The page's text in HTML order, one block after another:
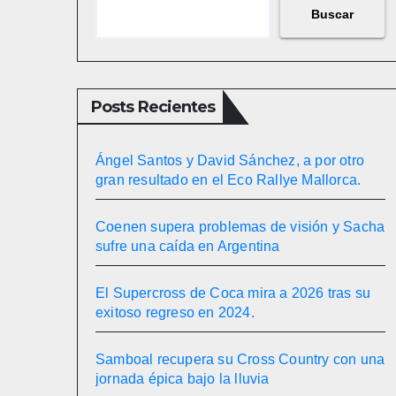
Buscar
Posts Recientes
Ángel Santos y David Sánchez, a por otro
gran resultado en el Eco Rallye Mallorca.
Coenen supera problemas de visión y Sacha
sufre una caída en Argentina
El Supercross de Coca mira a 2026 tras su
exitoso regreso en 2024.
Samboal recupera su Cross Country con una
jornada épica bajo la lluvia